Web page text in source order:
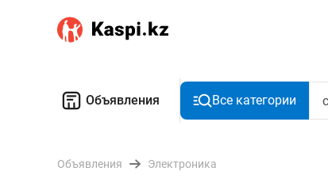
Объявления Все категории
Объявления Электроника